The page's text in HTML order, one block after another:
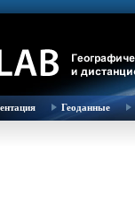
Геоданные